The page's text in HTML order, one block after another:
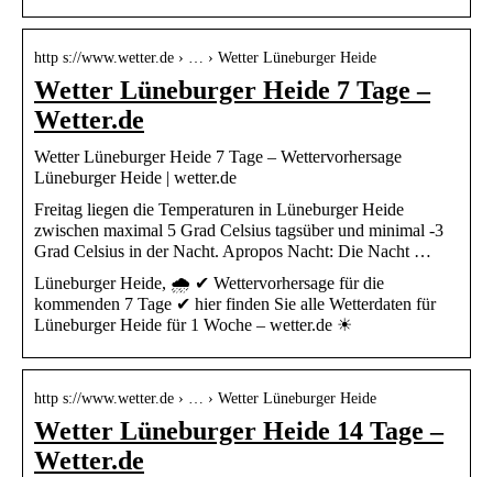
http s://www.wetter.de › … › Wetter Lüneburger Heide
Wetter Lüneburger Heide 7 Tage –
Wetter.de
Wetter Lüneburger Heide 7 Tage – Wettervorhersage
Lüneburger Heide | wetter.de
Freitag liegen die Temperaturen in Lüneburger Heide
zwischen maximal 5 Grad Celsius tagsüber und minimal -3
Grad Celsius in der Nacht. Apropos Nacht: Die Nacht …
Lüneburger Heide, 🌧️ ✔ Wettervorhersage für die
kommenden 7 Tage ✔ hier finden Sie alle Wetterdaten für
Lüneburger Heide für 1 Woche – wetter.de ☀
http s://www.wetter.de › … › Wetter Lüneburger Heide
Wetter Lüneburger Heide 14 Tage –
Wetter.de